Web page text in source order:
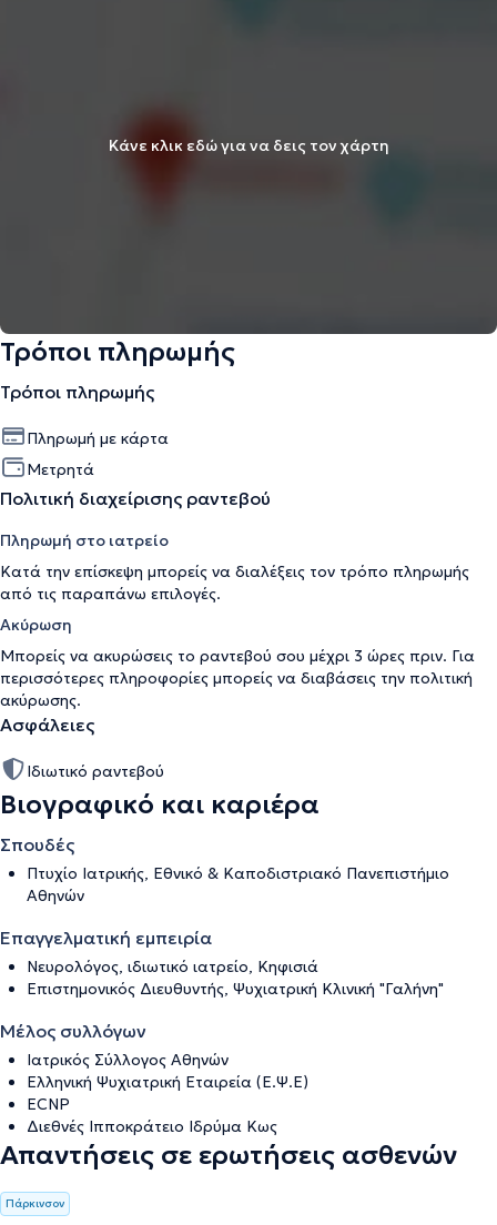
Κάνε κλικ εδώ για να δεις τον χάρτη
Τρόποι πληρωμής
Τρόποι πληρωμής
Πληρωμή με κάρτα
Μετρητά
Πολιτική διαχείρισης ραντεβού
Πληρωμή στο ιατρείο
Κατά την επίσκεψη μπορείς να διαλέξεις τον τρόπο πληρωμής
από τις παραπάνω επιλογές.
Ακύρωση
Μπορείς να ακυρώσεις το ραντεβού σου μέχρι 3 ώρες πριν. Για
περισσότερες πληροφορίες μπορείς να διαβάσεις την πολιτική
ακύρωσης.
Ασφάλειες
Ιδιωτικό ραντεβού
Βιογραφικό και καριέρα
Σπουδές
Πτυχίο Ιατρικής, Εθνικό & Καποδιστριακό Πανεπιστήμιο
Αθηνών
Επαγγελματική εμπειρία
Νευρολόγος, ιδιωτικό ιατρείο, Κηφισιά
Επιστημονικός Διευθυντής, Ψυχιατρική Κλινική "Γαλήνη"
Μέλος συλλόγων
Ιατρικός Σύλλογος Αθηνών
Ελληνική Ψυχιατρική Εταιρεία (Ε.Ψ.Ε)
ECNP
Διεθνές Ιπποκράτειο Ιδρύμα Κως
Απαντήσεις σε ερωτήσεις ασθενών
Πάρκινσον